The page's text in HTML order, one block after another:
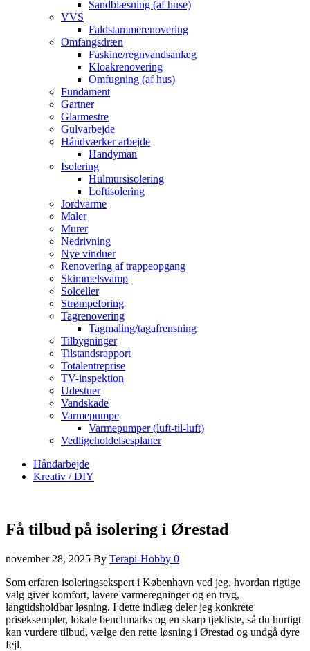
Sandblæsning (af huse)
VVS
Faldstammerenovering
Omfangsdræn
Faskine/regnvandsanlæg
Kloakrenovering
Omfugning (af hus)
Fundament
Gartner
Glarmestre
Gulvarbejde
Håndværker arbejde
Handyman
Isolering
Hulmursisolering
Loftisolering
Jordvarme
Maler
Murer
Nedrivning
Nye vinduer
Renovering af trappeopgang
Skimmelsvamp
Solceller
Strømpeforing
Tagrenovering
Tagmaling/tagafrensning
Tilbygninger
Tilstandsrapport
Totalentreprise
TV-inspektion
Udestuer
Vandskade
Varmepumpe
Varmepumper (luft-til-luft)
Vedligeholdelsesplaner
Håndarbejde
Kreativ / DIY
Få tilbud på isolering i Ørestad
november 28, 2025 By Terapi-Hobby 0
Som erfaren isoleringsekspert i København ved jeg, hvordan rigtige
valg giver komfort, lavere varmeregninger og en tryg,
langtidsholdbar løsning. I dette indlæg deler jeg konkrete
priseksempler, lokale benchmarks og en skarp tjekliste, så du hurtigt
kan vurdere tilbud, vælge den rette løsning i Ørestad og undgå dyre
fejl.